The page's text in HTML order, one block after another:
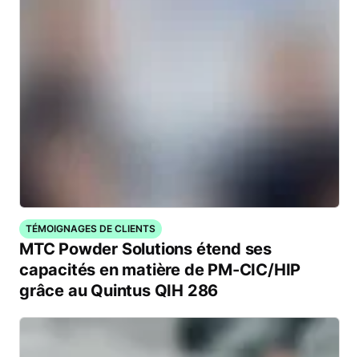
TÉMOIGNAGES DE CLIENTS
MTC Powder Solutions étend ses
capacités en matière de PM-CIC/HIP
grâce au Quintus QIH 286